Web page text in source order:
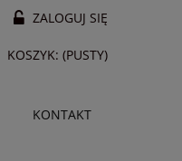
ZALOGUJ SIĘ
KOSZYK: (PUSTY)
KONTAKT